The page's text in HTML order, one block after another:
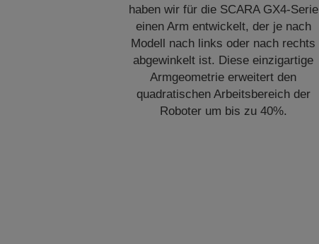
haben wir für die SCARA GX4-Serie
einen Arm entwickelt, der je nach
Modell nach links oder nach rechts
abgewinkelt ist. Diese einzigartige
Armgeometrie erweitert den
quadratischen Arbeitsbereich der
Roboter um bis zu 40%.